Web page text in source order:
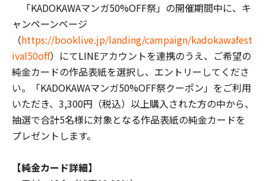
「KADOKAWAマンガ50%OFF祭」の開催期間中に、キ
ャンペーンページ
（https://booklive.jp/landing/campaign/kadokawafest
ival50off）にてLINEアカウントを連携のうえ、ご希望の
純金カードの作品表紙を選択し、エントリーしてくださ
い。「KADOKAWAマンガ50%OFF祭クーポン」をご利用
いただき、3,300円（税込）以上購入された方の中から、
抽選で合計5名様に対象となる作品表紙の純金カードを
プレゼントします。
【純金カード詳細】